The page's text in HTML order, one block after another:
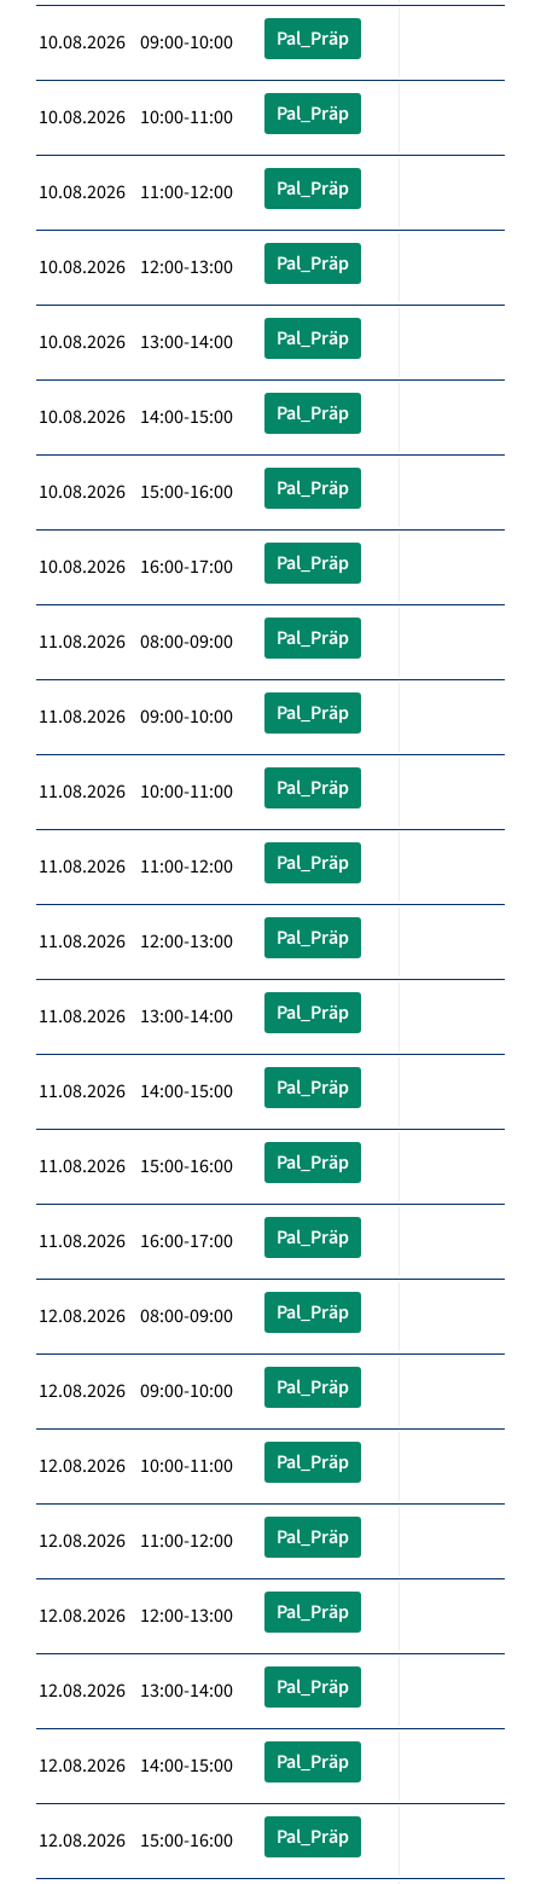
10.08.2026 09:00-10:00 Pal_Präp
10.08.2026 10:00-11:00 Pal_Präp
10.08.2026 11:00-12:00 Pal_Präp
10.08.2026 12:00-13:00 Pal_Präp
10.08.2026 13:00-14:00 Pal_Präp
10.08.2026 14:00-15:00 Pal_Präp
10.08.2026 15:00-16:00 Pal_Präp
10.08.2026 16:00-17:00 Pal_Präp
11.08.2026 08:00-09:00 Pal_Präp
11.08.2026 09:00-10:00 Pal_Präp
11.08.2026 10:00-11:00 Pal_Präp
11.08.2026 11:00-12:00 Pal_Präp
11.08.2026 12:00-13:00 Pal_Präp
11.08.2026 13:00-14:00 Pal_Präp
11.08.2026 14:00-15:00 Pal_Präp
11.08.2026 15:00-16:00 Pal_Präp
11.08.2026 16:00-17:00 Pal_Präp
12.08.2026 08:00-09:00 Pal_Präp
12.08.2026 09:00-10:00 Pal_Präp
12.08.2026 10:00-11:00 Pal_Präp
12.08.2026 11:00-12:00 Pal_Präp
12.08.2026 12:00-13:00 Pal_Präp
12.08.2026 13:00-14:00 Pal_Präp
12.08.2026 14:00-15:00 Pal_Präp
12.08.2026 15:00-16:00 Pal_Präp